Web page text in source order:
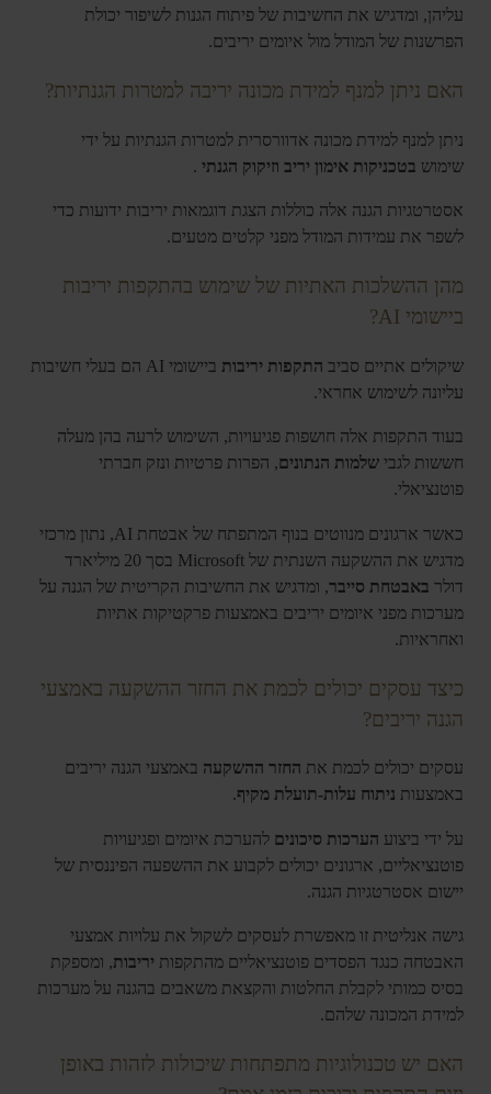
עליהן, ומדגיש את החשיבות של פיתוח הגנות לשיפור יכולת
הפרשנות של המודל מול איומים יריבים.
האם ניתן למנף למידת מכונה יריבה למטרות הגנתיות?
ניתן למנף למידת מכונה אדוורסרית למטרות הגנתיות על ידי
שימוש בטכניקות אימון יריב וזיקוק הגנתי .
אסטרטגיות הגנה אלה כוללות הצגת דוגמאות יריבות ידועות כדי
לשפר את עמידות המודל מפני קלטים מטעים.
מהן ההשלכות האתיות של שימוש בהתקפות יריבות
ביישומי AI?
שיקולים אתיים סביב התקפות יריבות
ביישומי AI הם בעלי חשיבות
עליונה לשימוש אחראי.
בעוד התקפות אלה חושפות פגיעויות, השימוש לרעה בהן מעלה
חששות לגבישלמות הנתונים, הפרות פרטיות ונזק חברתי
פוטנציאלי.
כאשר ארגונים מנווטים בנוף המתפתח של אבטחת AI, נתון מרכזי
מדגיש את ההשקעה השנתית של Microsoft בסך 20 מיליארד
דולר באבטחת סייבר, ומדגיש את החשיבות הקריטית של הגנה על
מערכות מפני איומים יריבים באמצעות פרקטיקות אתיות
ואחראיות.
כיצד עסקים יכולים לכמת את החזר ההשקעה באמצעי
הגנה יריבים?
עסקים יכולים לכמת את החזר ההשקעה באמצעי הגנה יריבים
באמצעות ניתוח עלות-תועלת מקיף.
על ידי ביצוע הערכות סיכונים להערכת איומים ופגיעויות
פוטנציאליים, ארגונים יכולים לקבוע את ההשפעה הפיננסית של
יישום אסטרטגיות הגנה.
גישה אנליטית זו מאפשרת לעסקים לשקול את עלויות אמצעי
האבטחה כנגד הפסדים פוטנציאליים מהתקפות יריבות, ומספקת
בסיס כמותי לקבלת החלטות והקצאת משאבים בהגנה על מערכות
למידת המכונה שלהם.
האם יש טכנולוגיות מתפתחות שיכולות לזהות באופן